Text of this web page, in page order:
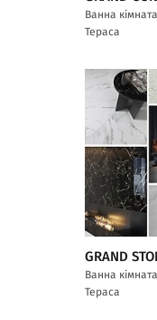
Ванна
Тераса
GRAND
Ванна
Тераса